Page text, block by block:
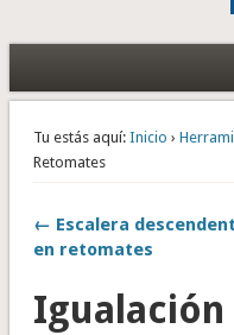
Tu estás aquí: Inicio ›
Retomates
← Escalera
en retomates
Igualación